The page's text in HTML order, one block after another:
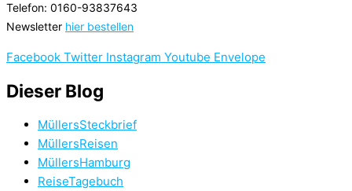
Telefon: 0160-93837643
Newsletter hier bestellen
Facebook Twitter Instagram Youtube Envelope
Dieser Blog
MüllersSteckbrief
MüllersReisen
MüllersHamburg
ReiseTagebuch